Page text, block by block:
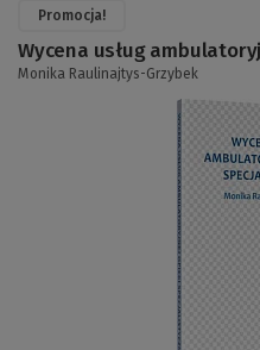
Promocja!
Wycena usług
Monika Raulinajtys-Grzybek